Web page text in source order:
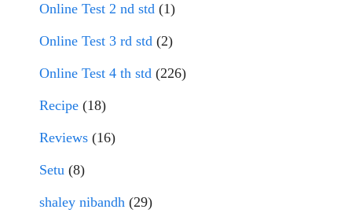
Online Test 2 nd std (1)
Online Test 3 rd std (2)
Online Test 4 th std (226)
Recipe (18)
Reviews (16)
Setu (8)
shaley nibandh (29)